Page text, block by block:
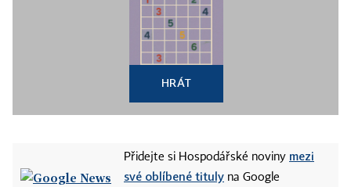
HRÁT
Přidejte si Hospodářské noviny mezi
své oblíbené tituly na Google